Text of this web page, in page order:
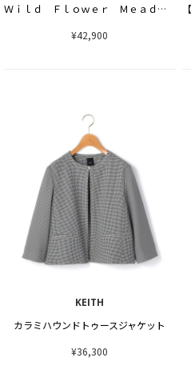
Ｗｉｌｄ Ｆｌｏｗｅｒ Ｍｅａｄｏｗワンピース
¥42,900
KEITH
カラミハウンドトゥースジャケット
¥36,300